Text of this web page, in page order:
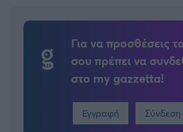
Για να προσθέσεις
σου πρέπει να
στο my gazzetta!
Εγγραφή Σύνδεση